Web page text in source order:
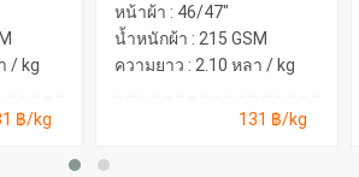
/ kg
฿/kg
หน้าผ้า : 46/47"
น้ำหนักผ้า : 215 GSM
ความยาว : 2.10 หลา / kg
131 ฿/kg